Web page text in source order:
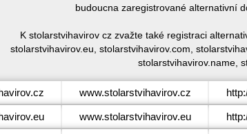
budoucna zaregistrované alternativní
K stolarstvihavirov cz zvažte také registraci
stolarstvihavirov.eu, stolarstvihavirov.com,
stolarstvihavirov.name,
www.stolarstvihavirov.cz
www.stolarstvihavirov.eu